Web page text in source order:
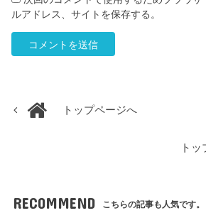
ルアドレス、サイトを保存する。
トップページへ
ト
RECOMMEND こちらの記事も人気です。